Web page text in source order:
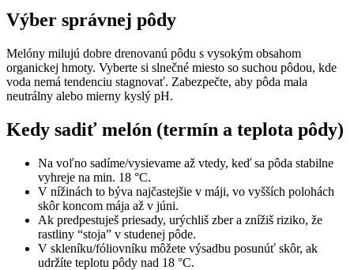
Výber správnej pôdy
Melóny milujú dobre drenovanú pôdu s vysokým obsahom
organickej hmoty. Vyberte si slnečné miesto so suchou pôdou, kde
voda nemá tendenciu stagnovať. Zabezpečte, aby pôda mala
neutrálny alebo mierny kyslý pH.
Kedy sadiť melón (termín a teplota pôdy)
Na voľno sadíme/vysievame až vtedy, keď sa pôda stabilne
vyhreje na min. 18 °C.
V nížinách to býva najčastejšie v máji, vo vyšších polohách
skôr koncom mája až v júni.
Ak predpestuješ priesady, urýchliš zber a znížiš riziko, že
rastliny “stoja” v studenej pôde.
V skleníku/fóliovníku môžete výsadbu posunúť skôr, ak
udržíte teplotu pôdy nad 18 °C.